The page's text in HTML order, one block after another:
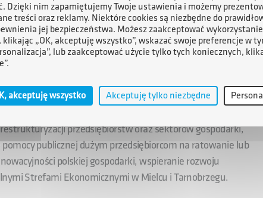
r. jako spółka ze 100% udziałem Skarbu Państwa.
przedsiębiorstw oraz sektorów gospodarki,
publicznej dużym przedsiębiorcom na ratowanie lub
polskiej gospodarki, wspieranie rozwoju
Strefami Ekonomicznymi w Mielcu i Tarnobrzegu.
Dzięki nim zapamiętujemy Twoje ustawienia i możemy
treści oraz reklamy. Niektóre cookies są niezbędne do
jej bezpieczeństwa. Możesz zaakceptować
„OK, akceptuję wszystko”, wskazać swoje preferencje w
lub zaakceptować użycie tylko tych koniecznych,
akceptuję wszystko Akceptuję tylko niezbędne